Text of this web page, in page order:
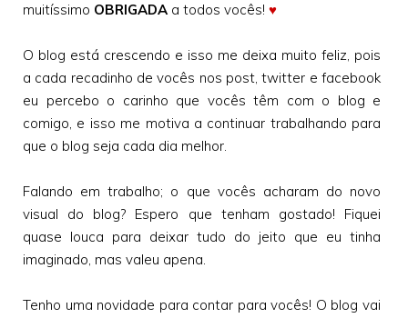
muitíssimo OBRIGADA a todos vocês! ♥
O blog está crescendo e isso me deixa muito feliz, pois
a cada recadinho de vocês nos post, twitter e facebook
eu percebo o carinho que vocês têm com o blog e
comigo, e isso me motiva a continuar trabalhando para
que o blog seja cada dia melhor.
Falando em trabalho; o que vocês acharam do novo
visual do blog? Espero que tenham gostado! Fiquei
quase louca para deixar tudo do jeito que eu tinha
imaginado, mas valeu apena.
Tenho uma novidade para contar para vocês! O blog vai